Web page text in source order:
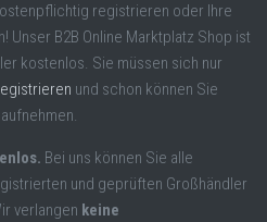
registrieren oder Ihre
Unser B2B Online Marktplatz Shop ist
kostenlos. Sie müssen sich nur
und schon können Sie
Bei uns können Sie alle
und geprüften Großhändler
verlangen keine